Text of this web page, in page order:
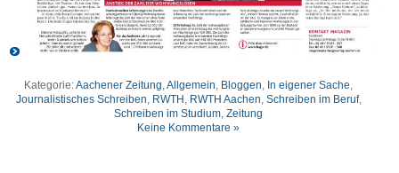
Kategorie:Aachener Zeitung ,Allgemein Bloggen In eigener Sache
Journalistisches Schreiben RWTH RWTH Aachen Schreiben im Beruf,
Schreiben im Studium ,Zeitung
Keine Kommentare »